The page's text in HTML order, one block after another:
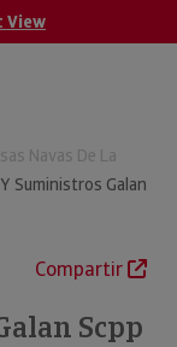
View
Navas De La
Suministros Galan
Compartir
Scpp